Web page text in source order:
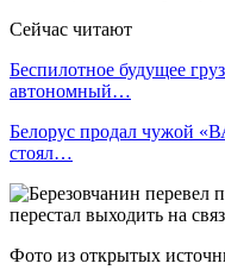
Сейчас читают
Беспилотное будущее
автономный…
Белорус продал чужой
стоял…
Фото из открытых